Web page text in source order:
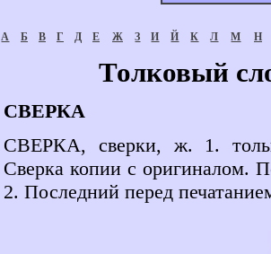
А Б В Г Д Е Ж З И Й К Л М Н
Толковый
СВЕРКА
СВЕРКА, сверки, ж. 1.
Сверка копии с оригиналом.
2. Последний перед